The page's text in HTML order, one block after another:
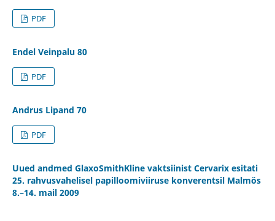
PDF
Endel Veinpalu 80
PDF
Andrus Lipand 70
PDF
Uued andmed GlaxoSmithKline vaktsiinist Cervarix esitati
25. rahvusvahelisel papilloomiviiruse konverentsil Malmös
8.–14. mail 2009